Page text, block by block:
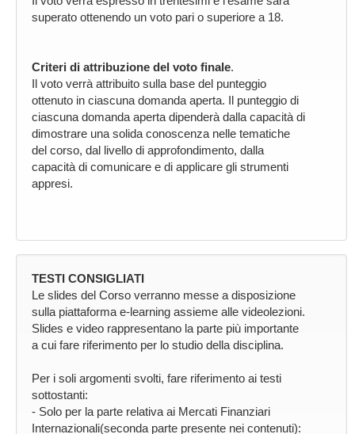
superato ottenendo un voto pari o superiore a 18.
Criteri di attribuzione del voto finale.
Il voto verrà attribuito sulla base del punteggio
ottenuto in ciascuna domanda aperta. Il punteggio di
ciascuna domanda aperta dipenderà dalla capacità di
dimostrare una solida conoscenza nelle tematiche
del corso, dal livello di approfondimento, dalla
capacità di comunicare e di applicare gli strumenti
appresi.
TESTI CONSIGLIATI
Le slides del Corso verranno messe a disposizione
sulla piattaforma e-learning assieme alle videolezioni.
Slides e video rappresentano la parte più importante
a cui fare riferimento per lo studio della disciplina.
Per i soli argomenti svolti, fare riferimento ai testi
sottostanti:
- Solo per la parte relativa ai Mercati Finanziari
Internazionali(seconda parte presente nei contenuti):